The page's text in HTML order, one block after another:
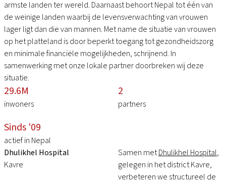
armste landen ter wereld. Daarnaast behoort Nepal tot één van
de weinige landen waarbij de levensverwachting van vrouwen
lager ligt dan die van mannen. Met name de situatie van vrouwen
op het platteland is door beperkt toegang tot gezondheidszorg
en minimale financiële mogelijkheden, schrijnend. In
samenwerking met onze lokale partner doorbreken wij deze
situatie.
29.6M
inwoners
2
partners
Sinds '09
actief in Nepal
Dhulikhel Hospital
Kavre
Samen metDhulikhel Hospital,
gelegen in het district Kavre,
verbeteren we structureel de